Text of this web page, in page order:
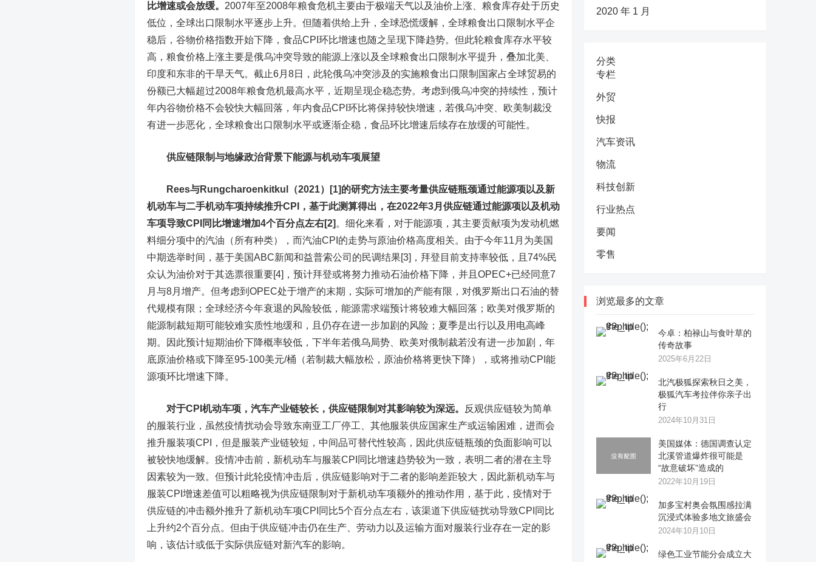
比增速或会放缓。 2007年至2008年粮食危机主要由于极端天气以及油价上涨、粮食库存处于历史
低位，全球出口限制水平逐步上升。但随着供给上升，全球恐慌缓解，全球粮食出口限制水平企
稳后，谷物价格指数开始下降，食品CPI环比增速也随之呈现下降趋势。但此轮粮食库存水平较
高，粮食价格上涨主要是俄乌冲突导致的能源上涨以及全球粮食出口限制水平提升，叠加北美、
印度和东非的干旱天气。截止6月8日，此轮俄乌冲突涉及的实施粮食出口限制国家占全球贸易的
份额已大幅超过2008年粮食危机最高水平，近期呈现企稳态势。考虑到俄乌冲突的持续性，预计
年内谷物价格不会较快大幅回落，年内食品CPI环比将保持较快增速，若俄乌冲突、欧美制裁没
有进一步恶化，全球粮食出口限制水平或逐渐企稳，食品环比增速后续存在放缓的可能性。
供应链限制与地缘政治背景下能源与机动车项展望
Rees与Rungcharoenkitkul（2021）[1]的研究方法主要考量供应链瓶颈通过能源项以及新
机动车与二手机动车项持续推升CPI，基于此测算得出，在2022年3月供应链通过能源项以及机动
车项导致CPI同比增速增加4个百分点左右[2] 。细化来看，对于能源项，其主要贡献项为发动机燃
料细分项中的汽油（所有种类），而汽油CPI的走势与原油价格高度相关。由于今年11月为美国
中期选举时间，基于美国ABC新闻和益普索公司的民调结果[3]，拜登目前支持率较低，且74%民
众认为油价对于其选票很重要[4]，预计拜登或将努力推动石油价格下降，并且OPEC+已经同意7
月与8月增产。但考虑到OPEC处于增产的末期，实际可增加的产能有限，对俄罗斯出口石油的替
代规模有限；全球经济今年衰退的风险较低，能源需求端预计将较难大幅回落；欧美对俄罗斯的
能源制裁短期可能较难实质性地缓和，且仍存在进一步加剧的风险；夏季是出行以及用电高峰
期。因此预计短期油价下降概率较低，下半年若俄乌局势、欧美对俄制裁若没有进一步加剧，年
底原油价格或下降至95-100美元/桶（若制裁大幅放松，原油价格将更快下降），或将推动CPI能
源项环比增速下降。
对于CPI机动车项，汽车产业链较长，供应链限制对其影响较为深远。
反观供应链较为简单
的服装行业，虽然疫情扰动会导致东南亚工厂停工、其他服装供应国家生产或运输困难，进而会
推升服装项CPI，但是服装产业链较短，中间品可替代性较高，因此供应链瓶颈的负面影响可以
被较快地缓解。疫情冲击前，新机动车与服装CPI同比增速趋势较为一致，表明二者的潜在主导
因素较为一致。但预计此轮疫情冲击后，供应链影响对于二者的影响差距较大，因此新机动车与
服装CPI增速差值可以粗略视为供应链限制对于新机动车项额外的推动作用，基于此，疫情对于
供应链的冲击额外推升了新机动车项CPI同比5个百分点左右，该渠道下供应链扰动导致CPI同比
上升约2个百分点。但由于供应链冲击仍在生产、劳动力以及运输方面对服装行业存在一定的影
响，该估计或低于实际供应链对新汽车的影响。
2020 年 1 月
分类
专栏
外贸
快报
汽车资讯
物流
科技创新
行业热点
要闻
零售
浏览最多的文章
今卓：柏禄山与食叶草的
传奇故事
2025年6月22日
​北汽极狐探索秋日之美，
极狐汽车考拉伴你亲子出
行
2024年10月31日
美国媒体：德国调查认定
北溪管道爆炸很可能是
“故意破坏”造成的
2022年10月19日
加多宝村奥会氛围感拉满
沉浸式体验多地文旅盛会
2024年10月10日
绿色工业节能分会成立大